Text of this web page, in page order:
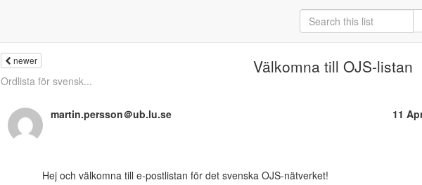
newer Välkomna till OJS-listan
Ordlista för svensk...
martin.persson＠ub.lu.se 11